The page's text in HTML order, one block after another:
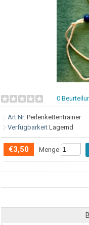
0
Art.Nr. Perlenkettentrainer
Verfügbarkeit Lagernd
€3,50 Menge